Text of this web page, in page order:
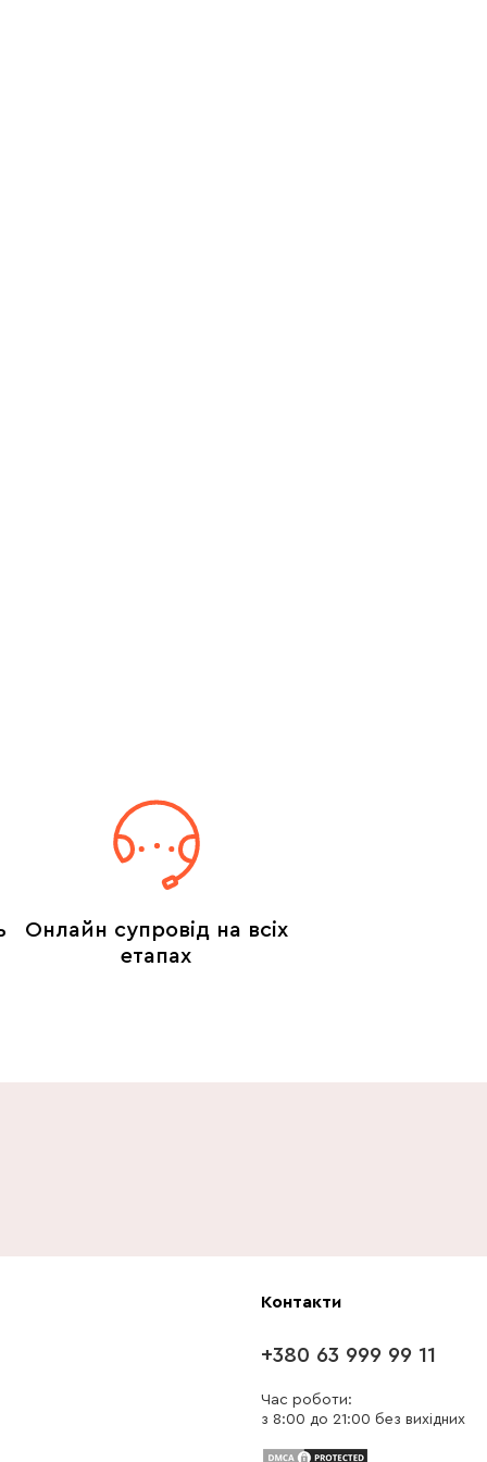
Онлайн супровід на всіх
етапах
Контакти
+380 63 999 99 11
Час роботи:
з 8:00 до 21:00 без вихідних